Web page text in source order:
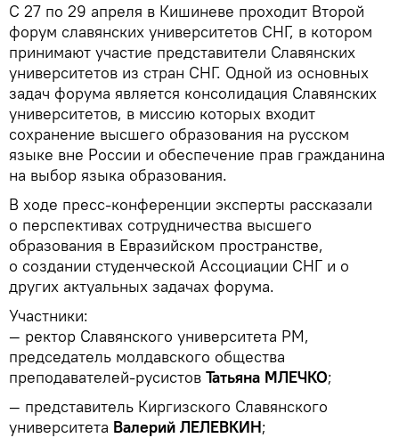
С 27 по 29 апреля в Кишиневе проходит Второй
форум славянских университетов СНГ, в котором
принимают участие представители Славянских
университетов из стран СНГ. Одной из основных
задач форума является консолидация Славянских
университетов, в миссию которых входит
сохранение высшего образования на русском
языке вне России и обеспечение прав гражданина
на выбор языка образования.
В ходе пресс-конференции эксперты рассказали
о перспективах сотрудничества высшего
образования в Евразийском пространстве,
о создании студенческой Ассоциации СНГ и о
других актуальных задачах форума.
Участники:
— ректор Славянского университета РМ,
председатель молдавского общества
преподавателей-русистов Татьяна МЛЕЧКО;
— представитель Киргизского Славянского
университета Валерий ЛЕЛЕВКИН;